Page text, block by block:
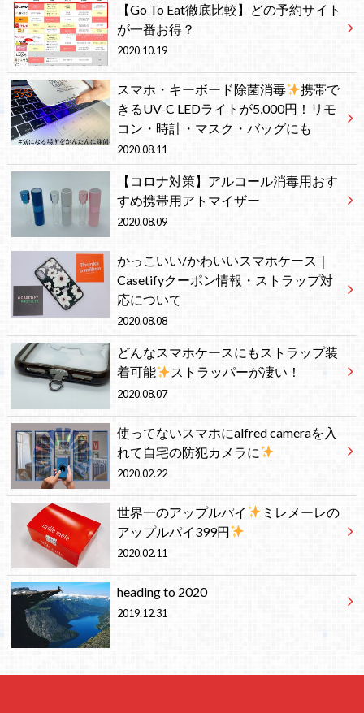
【Go To Eat徹底比較】どの予約サイト
が一番お得？
2020.10.19
スマホ・キーボード除菌消毒
携帯で
きるUV-C LEDライトが5,000円！リモ
コン・時計・マスク・バッグにも
2020.08.11
【コロナ対策】アルコール消毒用おす
すめ携帯用アトマイザー
2020.08.09
かっこいい/かわいいスマホケース｜
Casetifyクーポン情報・ストラップ対
応について
2020.08.08
どんなスマホケースにもストラップ装
着可能
ストラッパーが凄い！
2020.08.07
使ってないスマホにalfred cameraを入
れて自宅の防犯カメラに
2020.02.22
世界一のアップルパイ
ミレメーレの
アップルパイ399円
2020.02.11
heading to 2020
2019.12.31